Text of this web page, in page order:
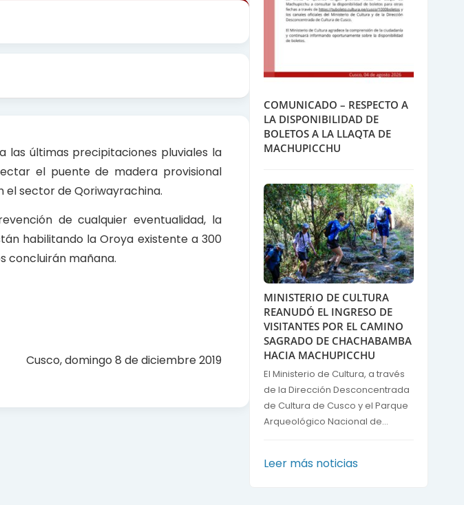
las últimas precipitaciones pluviales la
el puente de madera provisional
sector de Qoriwayrachina.
de cualquier eventualidad, la
habilitando la Oroya existente a 300
concluirán mañana.
Cusco, domingo 8 de diciembre 2019
COMUNICADO – RESPECTO A
LA DISPONIBILIDAD DE
BOLETOS A LA LLAQTA DE
MACHUPICCHU
MINISTERIO DE CULTURA
REANUDÓ EL INGRESO DE
VISITANTES POR EL CAMINO
SAGRADO DE CHACHABAMBA
HACIA MACHUPICCHU
El Ministerio de Cultura, a través
de la Dirección Desconcentrada
de Cultura de Cusco y el Parque
Arqueológico Nacional de...
Leer más noticias